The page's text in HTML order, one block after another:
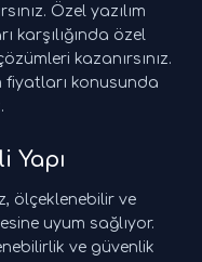
Özel yazılım
karşılığında özel
kazanırsınız.
fiyatları konusunda
Yapı
ölçeklenebilir ve
uyum sağlıyor.
ve güvenlik